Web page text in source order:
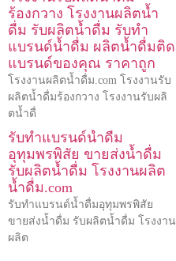
ร้องกวาง โรงงานผลิตน้ำ
ดื่ม รับผลิตน้ำดื่ม รับทำ
แบรนด์น้ำดื่ม ผลิตน้ำดื่มติด
แบรนด์ของคุณ ราคาถูก
โรงงานผลิตน้ำดื่ม.com โรงงานรับ
ผลิตน้ำดื่มร้องกวาง โรงงานรับผลิ
ตน้ำดื่
รับทำแบรนด์น้ำดื่ม
อุทุมพรพิสัย ขายส่งน้ำดื่ม
รับผลิตน้ำดื่ม โรงงานผลิต
น้ำดื่ม.com
รับทำแบรนด์น้ำดื่มอุทุมพรพิสัย
ขายส่งน้ำดื่ม รับผลิตน้ำดื่ม โรงงาน
ผลิต